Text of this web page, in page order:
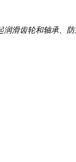
滑齿轮和轴承、